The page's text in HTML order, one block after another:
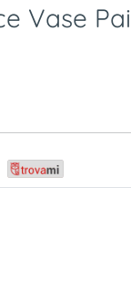
Vase